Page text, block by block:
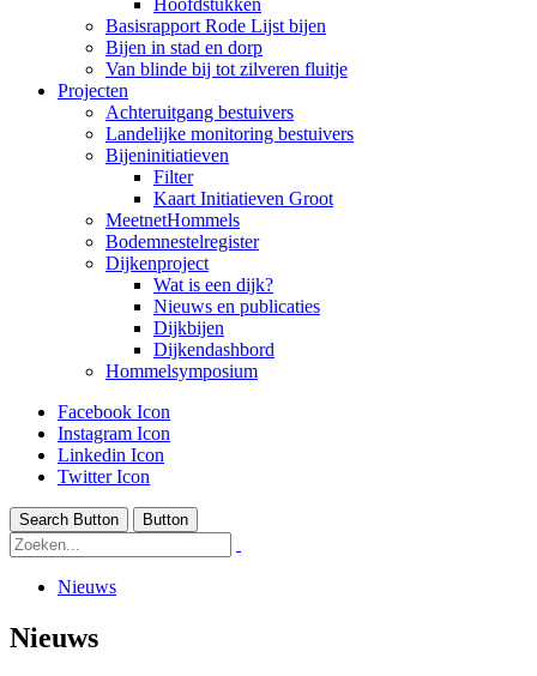
Hoofdstukken
Basisrapport Rode Lijst bijen
Bijen in stad en dorp
Van blinde bij tot zilveren fluitje
Projecten
Achteruitgang bestuivers
Landelijke monitoring bestuivers
Bijeninitiatieven
Filter
Kaart Initiatieven Groot
MeetnetHommels
Bodemnestelregister
Dijkenproject
Wat is een dijk?
Nieuws en publicaties
Dijkbijen
Dijkendashbord
Hommelsymposium
Facebook Icon
Instagram Icon
Linkedin Icon
Twitter Icon
Search Button Button
Nieuws
Nieuws